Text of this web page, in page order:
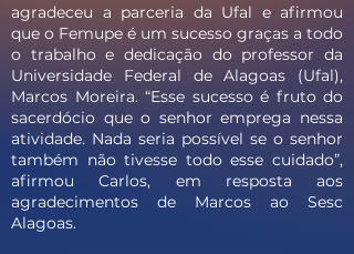
agradeceu a parceria da Ufal e afirmou
que o Femupe é um sucesso graças a todo
o trabalho e dedicação do professor da
Universidade Federal de Alagoas (Ufal),
Marcos Moreira. “Esse sucesso é fruto do
sacerdócio que o senhor emprega nessa
atividade. Nada seria possível se o senhor
também não tivesse todo esse cuidado”,
afirmou Carlos, em resposta aos
agradecimentos de Marcos ao Sesc
Alagoas.